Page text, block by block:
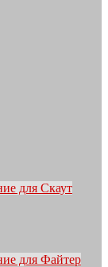
для Скаут
для Файтер